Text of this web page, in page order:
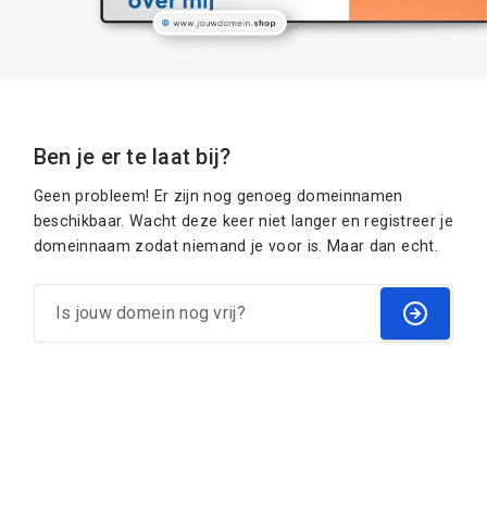
Ben je er te laat bij?
Geen probleem! Er zijn nog genoeg domeinnamen
beschikbaar. Wacht deze keer niet langer en registreer je
domeinnaam zodat niemand je voor is. Maar dan echt.